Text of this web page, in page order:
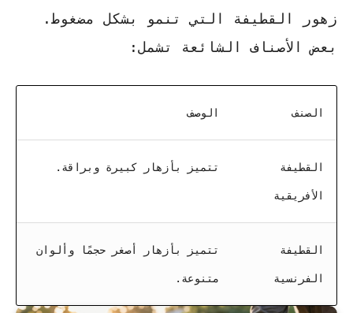
زهور القطيفة التي تنمو بشكل مضغوط.
بعض الأصناف الشائعة تشمل:
الصنف الوصف
القطيفة
الأفريقية
تتميز بأزهار كبيرة وبراقة.
القطيفة
الفرنسية
تتميز بأزهار أصغر حجمًا وألوان
متنوعة.